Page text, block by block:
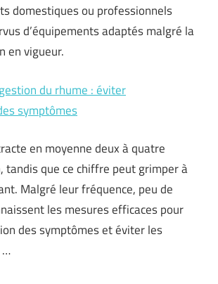
domestiques ou professionnels
d’équipements adaptés malgré la
en vigueur.
du rhume : éviter
symptômes
en moyenne deux à quatre
tandis que ce chiffre peut grimper à
Malgré leur fréquence, peu de
les mesures efficaces pour
des symptômes et éviter les
…